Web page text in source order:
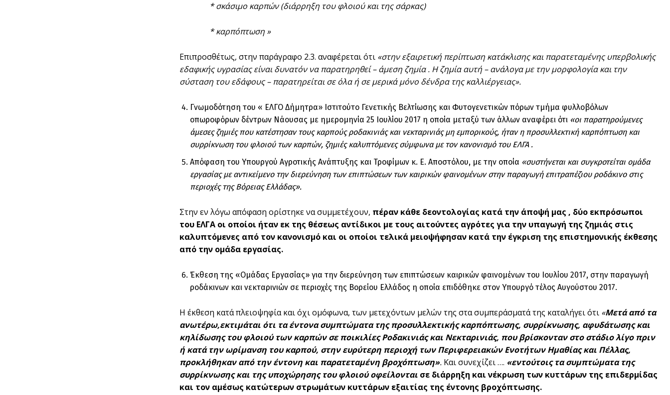
* σκάσιμο καρπών (διάρρηξη του φλοιού και της σάρκας)
* καρπόπτωση »
Επιπροσθέτως, στην παράγραφο 2.3. αναφέρεται ότι «στην εξαιρετική περίπτωση κατάκλισης και παρατεταμένης υπερβολικής
εδαφικής υγρασίας είναι δυνατόν να παρατηρηθεί – άμεση ζημία . Η ζημία αυτή – ανάλογα με την μορφολογία και την
σύσταση του εδάφους – παρατηρείται σε όλα ή σε μερικά μόνο δένδρα της καλλιέργειας».
Γνωμοδότηση του « ΕΛΓΟ Δήμητρα» Ιστιτούτο Γενετικής Bελτίωσης και Φυτογενετικών πόρων τμήμα φυλλοβόλων
οπωροφόρων δέντρων Νάουσας με ημερομηνία 25 Ιουλίου 2017 η οποία μεταξύ των άλλων αναφέρει ότι «οι παρατηρούμενες
άμεσες ζημιές που κατέστησαν τους καρπούς ροδακινιάς και νεκταρινιάς μη εμπορικούς, ήταν η προσυλλεκτική καρπόπτωση και
συρρίκνωση του φλοιού των καρπών, ζημιές καλυπτόμενες σύμφωνα με τον κανονισμό του ΕΛΓΑ .
Απόφαση του Υπουργού Αγροτικής Ανάπτυξης και Τροφίμων κ. Ε. Αποστόλου, με την οποία «συστήνεται και συγκροτείται ομάδα
εργασίας με αντικείμενο την διερεύνηση των επιπτώσεων των καιρικών φαινομένων στην παραγωγή επιτραπέζιου ροδάκινο στις
περιοχές της Βόρειας Ελλάδας».
Στην εν λόγω απόφαση ορίστηκε να συμμετέχουν, πέραν κάθε δεοντολογίας κατά την άποψή μας , δύο εκπρόσωποι
του ΕΛΓΑ οι οποίοι ήταν εκ της θέσεως αντίδικοι με τους αιτούντες αγρότες για την υπαγωγή της ζημιάς στις
καλυπτόμενες από τον κανονισμό και οι οποίοι τελικά μειοψήφησαν κατά την έγκριση της επιστημονικής έκθεσης
από την ομάδα εργασίας.
Έκθεση της «Ομάδας Εργασίας» για την διερεύνηση των επιπτώσεων καιρικών φαινομένων του Ιουλίου 2017, στην παραγωγή
ροδάκινων και νεκταρινιών σε περιοχές της Βορείου Ελλάδος η οποία επιδόθηκε στον Υπουργό τέλος Αυγούστου 2017.
Η έκθεση κατά πλειοψηφία και όχι ομόφωνα, των μετεχόντων μελών της στα συμπεράσματά της καταλήγει ότι «Μετά από τα
ανωτέρω,εκτιμάται ότι τα έντονα συμπτώματα της προσυλλεκτικής καρπόπτωσης, συρρίκνωσης, αφυδάτωσης και
κηλίδωσης του φλοιού των καρπών σε ποικιλίες Ροδακινιάς και Νεκταρινιάς, που βρίσκονταν στο στάδιο λίγο πριν
ή κατά την ωρίμανση του καρπού, στην ευρύτερη περιοχή των Περιφερειακών Ενοτήτων Ημαθίας και Πέλλας,
προκλήθηκαν από την έντονη και παρατεταμένη βροχόπτωση». Και συνεχίζει …. «εντούτοις τα συμπτώματα της
συρρίκνωσης και της υποχώρησης του φλοιού οφείλονται σε διάρρηξη και νέκρωση των κυττάρων της επιδερμίδας
και τον αμέσως κατώτερων στρωμάτων κυττάρων εξαιτίας της έντονης βροχόπτωσης.